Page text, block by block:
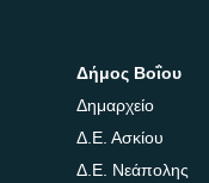
Δήμος Βοΐου
Δημαρχείο
Δ.Ε. Ασκίου
Δ.Ε. Νεάπολης